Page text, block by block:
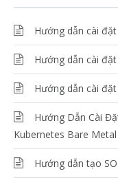
Hướng dẫn cài
Hướng dẫn cài
Hướng dẫn cài
Hướng Dẫn Cài
Kubernetes Bare Metal
Hướng dẫn tạo